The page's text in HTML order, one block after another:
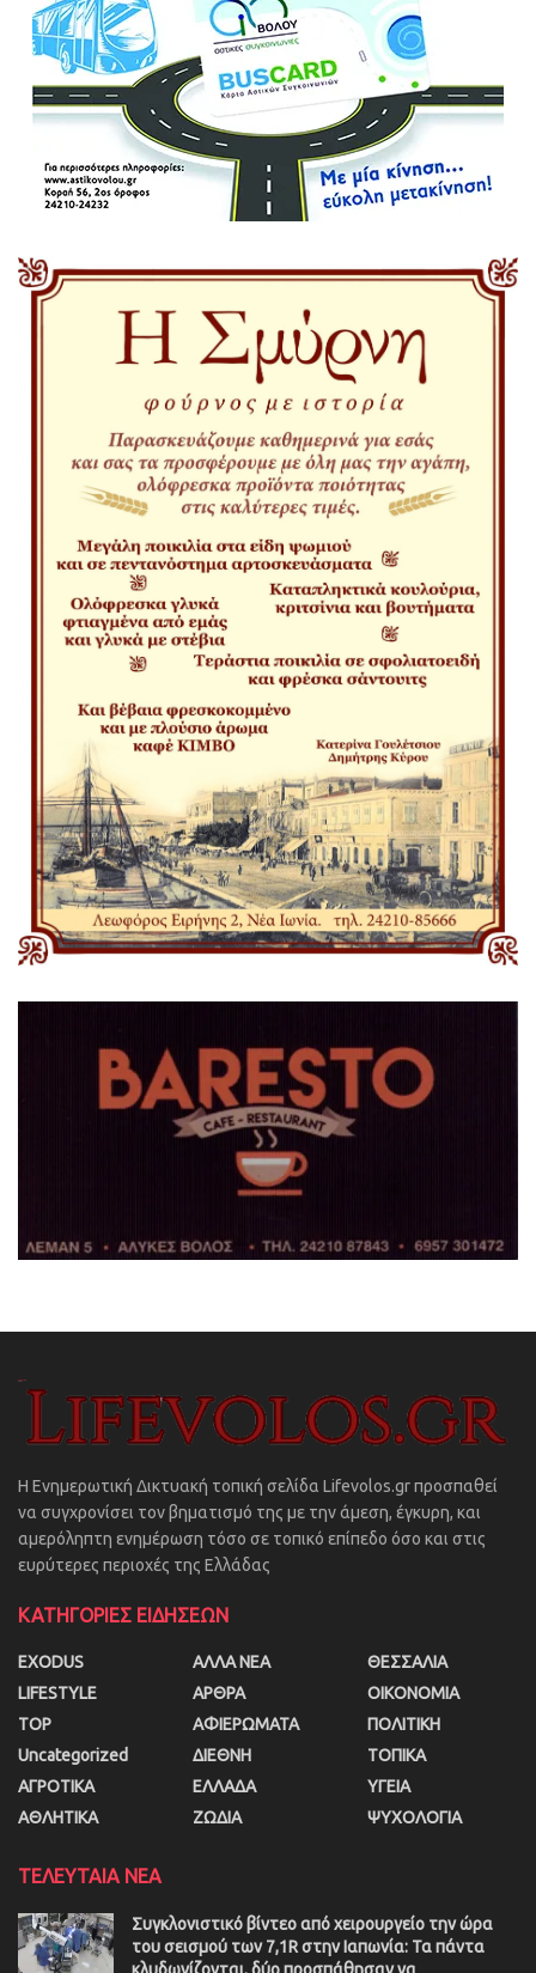
Η Ενημερωτική Δικτυακή τοπική σελίδα Lifevolos.gr προσπαθεί
να συγχρονίσει τον βηματισμό της με την άμεση, έγκυρη, και
αμερόληπτη ενημέρωση τόσο σε τοπικό επίπεδο όσο και στις
ευρύτερες περιοχές της Ελλάδας
ΚΑΤΗΓΟΡΙΕΣ ΕΙΔΗΣΕΩΝ
EXODUS
LIFESTYLE
TOP
Uncategorized
ΑΓΡΟΤΙΚΑ
ΑΘΛΗΤΙΚΑ
ΑΛΛΑ ΝΕΑ
ΑΡΘΡΑ
ΑΦΙΕΡΩΜΑΤΑ
ΔΙΕΘΝΗ
ΕΛΛΑΔΑ
ΖΩΔΙΑ
ΘΕΣΣΑΛΙΑ
ΟΙΚΟΝΟΜΙΑ
ΠΟΛΙΤΙΚΗ
ΤΟΠΙΚΑ
ΥΓΕΙΑ
ΨΥΧΟΛΟΓΙΑ
ΤΕΛΕΥΤΑΙΑ ΝΕΑ
Συγκλονιστικό βίντεο από χειρουργείο την ώρα
του σεισμού των 7,1R στην Ιαπωνία: Τα πάντα
κλυδωνίζονται, δύο προσπάθησαν να